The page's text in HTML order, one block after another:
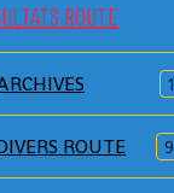
ROUTE
1
ROUTE 9